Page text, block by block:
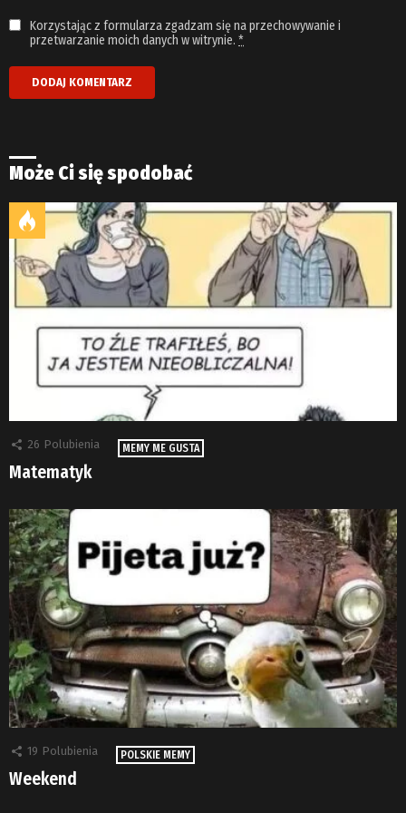
Korzystając z formularza zgadzam się na przechowywanie i
przetwarzanie moich danych w witrynie. *
Może Ci się spodobać
26 Polubienia MEMY ME GUSTA
Matematyk
19 Polubienia POLSKIE MEMY
Weekend